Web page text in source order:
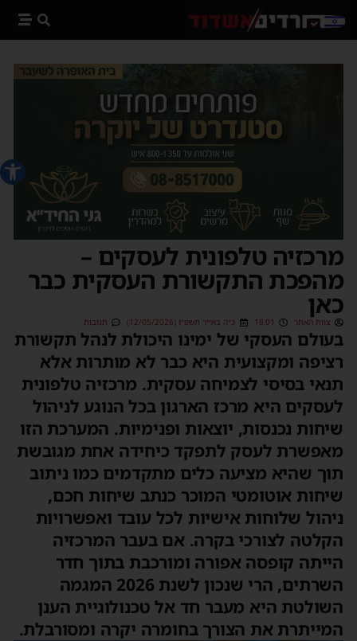
פתח
מרכזיה טלפונית לעסקים –
מהפכת התקשורת העסקית כבר
כאן
צוות האתר 16:01 כ״ה באייר תשפ״ו (12/05/2026) תגובות
בעולם העסקי של ימינו היכולת לנהל תקשורת
רציפה ומקצועית היא כבר לא מותרות אלא
תנאי בסיסי לצמיחה עסקית. מרכזיה טלפונית
לעסקים היא מרכז הארגון בכל הנוגע לניהול
שיחות נכנסות, יוצאות ופנימיות. המערכת הזו
מאפשרת לעסק לתפקד כיחידה אחת מגובשת
תוך שהיא מציעה כלים מתקדמים כמו ניתוב
שיחות אוטומטי המוכר כנתב שיחות חכם,
ניהול שלוחות אישיות לכל עובד ואפשרויות
הקלטה לצורכי בקרה. אם בעבר המרכזיה
הייתה קופסה אפורה ומורכבת בתוך חדר
השרתים, הרי שנכון לשנת 2026 המגמה
השולטת היא מעבר חד אל טכנולוגיית הענן
המייתרת את הצורך בחומרה יקרה ומסורבלת.